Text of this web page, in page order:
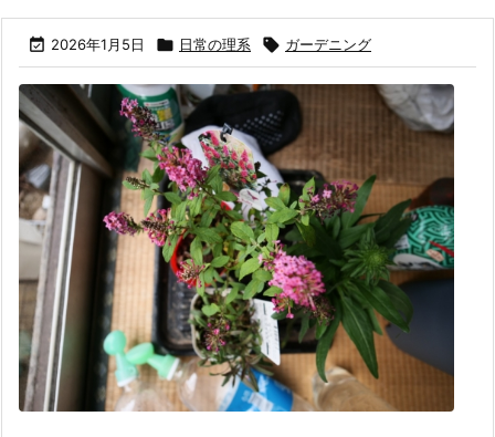
 2026年1月5日  日常の理系  ガーデニング